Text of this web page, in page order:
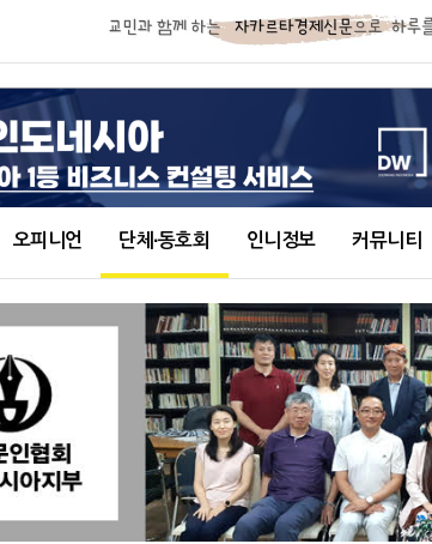
오피니언 단체∙동호회 인니정보 커뮤니티